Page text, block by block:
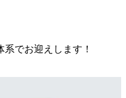
でお迎えします！